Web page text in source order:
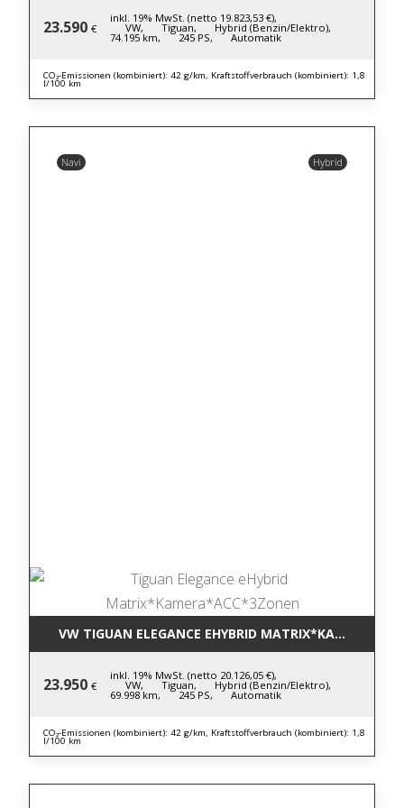
23.590 €
inkl. 19% MwSt. (netto 19.823,53 €),
VW, Tiguan, Hybrid (Benzin/Elektro),
74.195 km, 245 PS, Automatik
CO₂-Emissionen (kombiniert): 42 g/km, Kraftstoffverbrauch (kombiniert): 1,8
l/100 km
Navi Hybrid
VW TIGUAN ELEGANCE EHYBRID
23.950 €
inkl. 19% MwSt. (netto 20.126,05 €),
VW, Tiguan, Hybrid (Benzin/Elektro),
69.998 km, 245 PS, Automatik
CO₂-Emissionen (kombiniert): 42 g/km, Kraftstoffverbrauch (kombiniert): 1,8
l/100 km